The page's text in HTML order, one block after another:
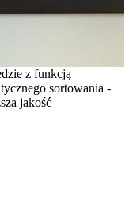
z funkcją
sortowania -
jakość